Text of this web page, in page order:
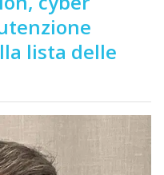
lista delle